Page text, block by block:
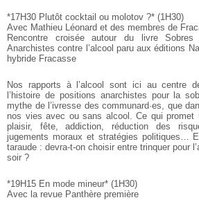
*17H30 Plutôt cocktail ou molotov ?* (1H30)
Avec Mathieu Léonard et des membres de
Rencontre croisée autour du livre
Anarchistes contre l’alcool paru aux éditions
hybride Fracasse
Nos rapports à l’alcool sont ici au centre
l’histoire de positions anarchistes pour la
mythe de l’ivresse des communard·es, que
nos vies avec ou sans alcool. Ce qui promet
plaisir, fête, addiction, réduction des
jugements moraux et stratégies politiques…
taraude : devra-t-on choisir entre trinquer pour
soir ?
*19H15 En mode mineur* (1H30)
Avec la revue Panthère première